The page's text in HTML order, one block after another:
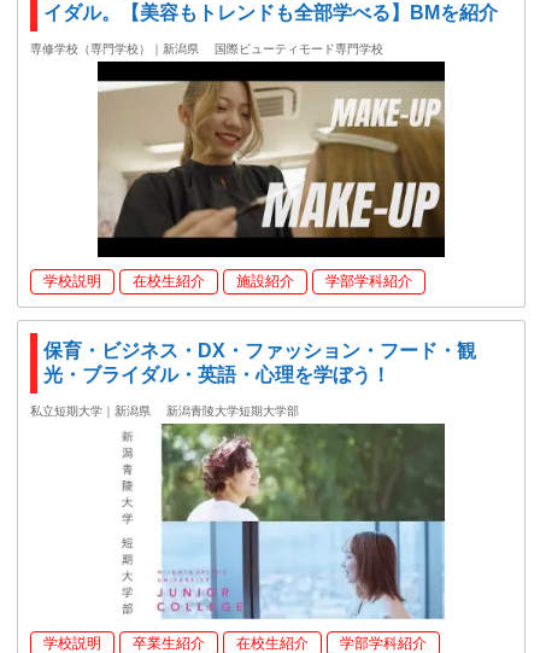
イダル。【美容もトレンドも全部学べる】BMを紹介
専修学校（専門学校）｜新潟県 国際ビューティモード専門学校
学校説明 在校生紹介 施設紹介 学部学科紹介
保育・ビジネス・DX・ファッション・フード・観
光・ブライダル・英語・心理を学ぼう！
私立短期大学｜新潟県 新潟青陵大学短期大学部
学校説明 卒業生紹介 在校生紹介 学部学科紹介